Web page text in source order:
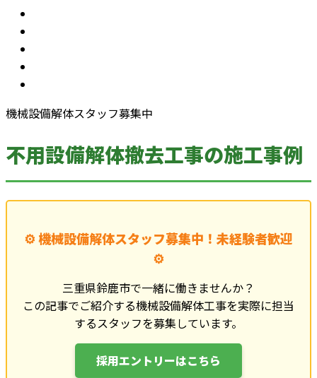
機械設備解体スタッフ募集中
不用設備解体撤去工事の施工事例
⚙️ 機械設備解体スタッフ募集中！未経験者歓迎
⚙️
三重県鈴鹿市で一緒に働きませんか？
この記事でご紹介する機械設備解体工事を実際に担当
するスタッフを募集しています。
採用エントリーはこちら